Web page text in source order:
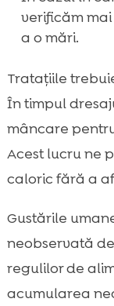
verificăm
a o mări.
Tratațiile
În timpul
mâncare
Acest lucru ne
caloric fără a
Gustările
neobservată
regulilor de
acumularea